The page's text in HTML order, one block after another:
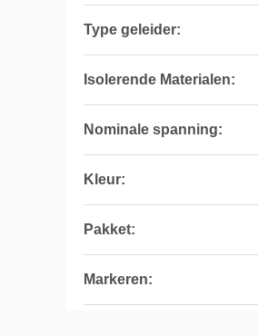
Type geleider:
Isolerende Materialen:
Nominale spanning:
Kleur:
Pakket:
Markeren: